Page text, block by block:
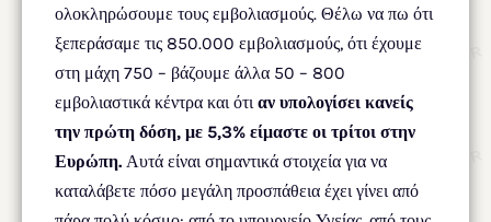
ολοκληρώσουμε τους εμβολιασμούς. Θέλω να πω ότι
ξεπεράσαμε τις 850.000 εμβολιασμούς, ότι έχουμε
στη μάχη 750 – βάζουμε άλλα 50 – 800
εμβολιαστικά κέντρα και ότιαν υπολογίσει κανείς
την πρώτη δόση, με 5,3% είμαστε οι τρίτοι στην
Ευρώπη. Αυτά είναι σημαντικά στοιχεία για να
καταλάβετε πόσο μεγάλη προσπάθεια έχει γίνει από